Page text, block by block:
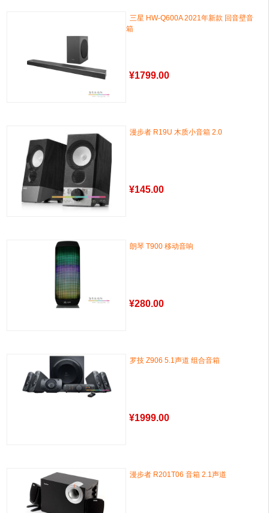
三星 HW-Q600A 2021年新款 回音壁音
箱
¥1799.00
漫步者 R19U 木质小音箱 2.0
¥145.00
朗琴 T900 移动音响
¥280.00
罗技 Z906 5.1声道 组合音箱
¥1999.00
漫步者 R201T06 音箱 2.1声道